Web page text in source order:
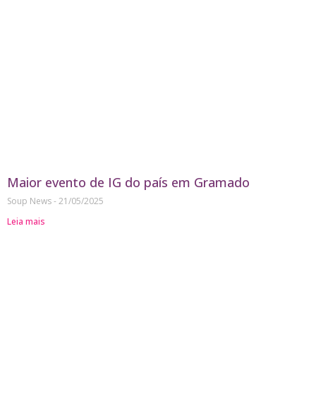
Maior evento de IG do país em Gramado
Soup News 21/05/2025
Leia mais